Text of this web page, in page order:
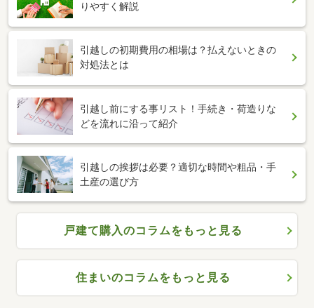
りやすく解説
引越しの初期費用の相場は？払えないときの
対処法とは
引越し前にする事リスト！手続き・荷造りな
どを流れに沿って紹介
引越しの挨拶は必要？適切な時間や粗品・手
土産の選び方
戸建て購入のコラムをもっと見る
住まいのコラムをもっと見る